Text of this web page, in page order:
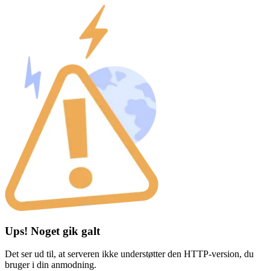
Ups! Noget gik galt
Det ser ud til, at serveren ikke understøtter den HTTP-version, du
bruger i din anmodning.